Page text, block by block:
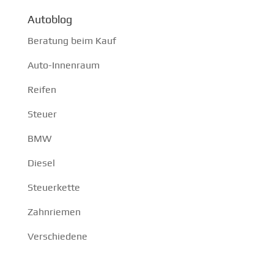
Autoblog
Beratung beim Kauf
Auto-Innenraum
Reifen
Steuer
BMW
Diesel
Steuerkette
Zahnriemen
Verschiedene